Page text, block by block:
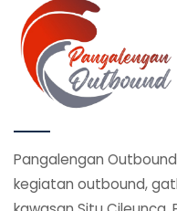
Pangalengan
kegiatan outbound,